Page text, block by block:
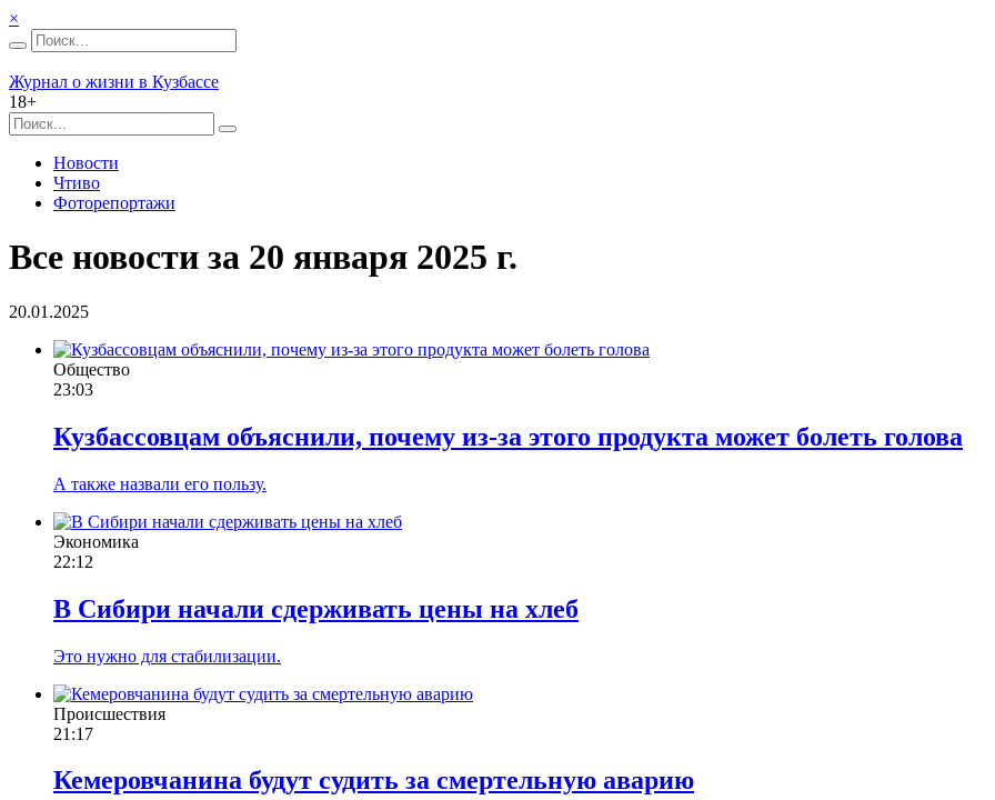
×
Журнал о жизни в Кузбассе
18+
Новости
Чтиво
Фоторепортажи
Все новости за 20 января 2025 г.
20.01.2025
Общество
23:03
Кузбассовцам объяснили, почему из-за этого продукта может болеть голова
А также назвали его пользу.
Экономика
22:12
В Сибири начали сдерживать цены на хлеб
Это нужно для стабилизации.
Происшествия
21:17
Кемеровчанина будут судить за смертельную аварию